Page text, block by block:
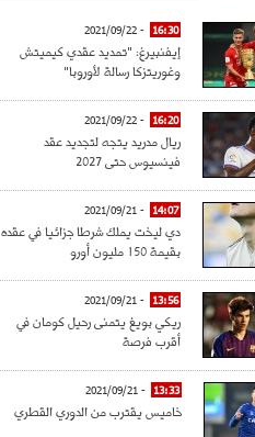
16:30
- 2021/09/22
إيفنبيرغ: "تمديد عقدي كيميتش
وغوريتزكا رسالة لأوروبا"
16:20
- 2021/09/22
ريال مدريد يتجه لتجديد عقد
فينسيوس حتى 2027
14:07
- 2021/09/21
دي ليخت يملك شرطا جزائيا في عقده
بقيمة 150 مليون أورو
13:56
- 2021/09/21
ريكي بويغ يتمنى رحيل كومان في
أقرب فرصة
13:33
- 2021/09/21
خاميس يقترب من الدوري القطري